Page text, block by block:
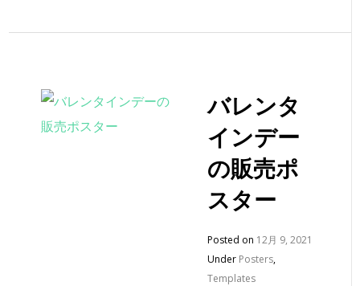
バレンタ
インデー
の販売ポ
スター
Posted on 12月 9, 2021
Under Posters,
Templates